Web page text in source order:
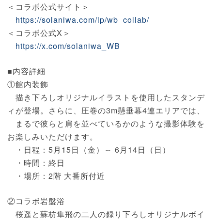
＜コラボ公式サイト＞
https://solaniwa.com/lp/wb_collab/
＜コラボ公式X＞
https://x.com/solaniwa_WB
■内容詳細
①館内装飾
描き下ろしオリジナルイラストを使用したスタンデ
ィが登場。さらに、圧巻の3m懸垂幕4連エリアでは、
まるで彼らと肩を並べているかのような撮影体験を
お楽しみいただけます。
・日程：5月15日（金）～ 6月14日（日）
・時間：終日
・場所：2階 大番所付近
②コラボ岩盤浴
桜遥と蘇枋隼飛の二人の録り下ろしオリジナルボイ